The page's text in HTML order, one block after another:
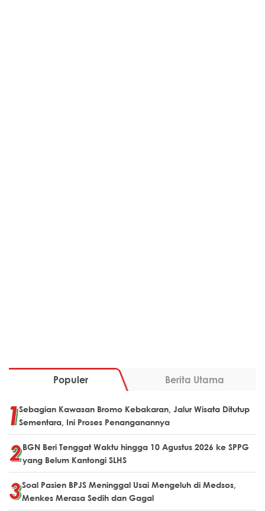
Populer Berita Utama
Sebagian Kawasan Bromo Kebakaran, Jalur Wisata Ditutup
Sementara, Ini Proses Penanganannya
BGN Beri Tenggat Waktu hingga 10 Agustus 2026 ke SPPG
yang Belum Kantongi SLHS
Soal Pasien BPJS Meninggal Usai Mengeluh di Medsos,
Menkes Merasa Sedih dan Gagal